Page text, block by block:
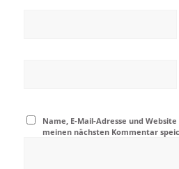
Name, E-Mail-Adresse und
meinen nächsten Kommentar